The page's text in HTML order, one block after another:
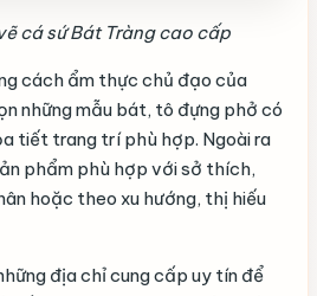
cá sứ Bát Tràng cao cấp
cách ẩm thực chủ đạo của
những mẫu bát, tô đựng phở có
tiết trang trí phù hợp. Ngoài ra
phẩm phù hợp với sở thích,
hoặc theo xu hướng, thị hiếu
địa chỉ cung cấp uy tín để